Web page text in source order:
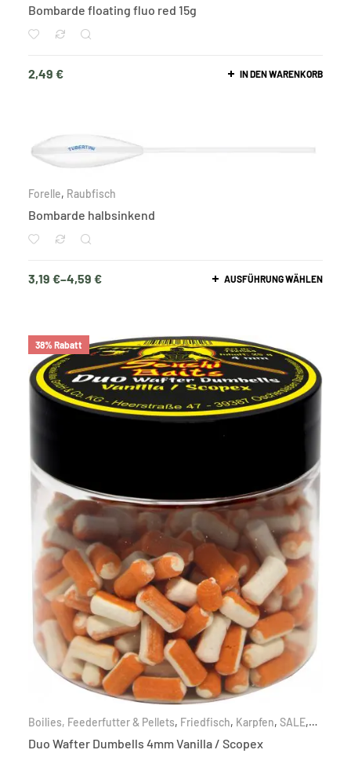
Bombarde floating fluo red 15g
2,49 € IN DEN WARENKORB
Forelle, Raubfisch
Bombarde halbsinkend
3,19 €–4,59 € AUSFÜHRUNG WÄHLEN
38% Rabatt
Boilies, Feederfutter & Pellets, Friedfisch, Karpfen, SALE,
Duo Wafter Dumbells 4mm Vanilla / Scopex